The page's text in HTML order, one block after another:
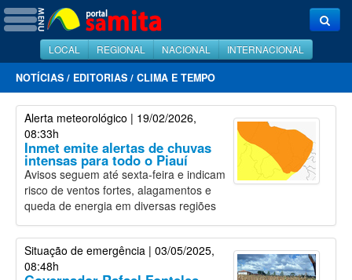
LOCAL REGIONAL NACIONAL INTERNACIONAL
NOTÍCIAS / EDITORIAS / CLIMA E TEMPO
Alerta meteorológico | 19/02/2026,
08:33h
Inmet emite alertas de chuvas
intensas para todo o Piauí
Avisos seguem até sexta-feira e indicam
risco de ventos fortes, alagamentos e
queda de energia em diversas regiões
Situação de emergência | 03/05/2025,
08:48h